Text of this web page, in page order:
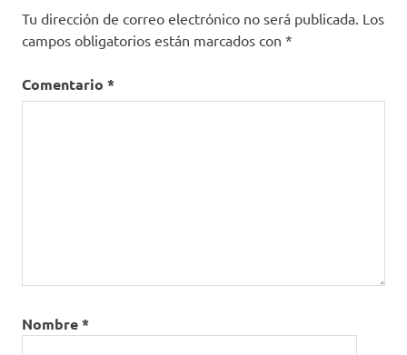
Tu dirección de correo electrónico no será publicada. Los
campos obligatorios están marcados con *
Comentario *
Nombre*